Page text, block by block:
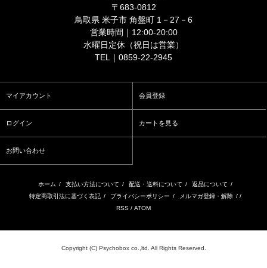
〒683-0812
鳥取県 米子市 角盤町 1－27－6
営業時間｜12:00-20:00
水曜日定休（祝日は営業）
TEL｜0859-22-2945
マイアカウント 会員登録
ログイン カートを見る
お問い合わせ
ホーム / 支払い方法について / 配送・送料について / 返品について /
特定商取引法に基づく表記 / プライバシーポリシー / メルマガ登録・解除 / /
RSS / ATOM
Copyright (C) Psychobox co.,ltd. All Rights Reserved.